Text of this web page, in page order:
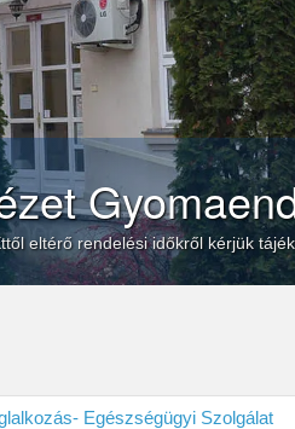
eltérő rendelési időkről kérjük
Egészségügyi Szolgálat